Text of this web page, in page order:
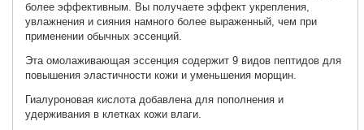
более эффективным. Вы получаете эффект укрепления,
увлажнения и сияния намного более выраженный, чем при
применении обычных эссенций.
Эта омолаживающая эссенция содержит 9 видов пептидов для
повышения эластичности кожи и уменьшения морщин.
Гиалуроновая кислота добавлена для пополнения и
удерживания в клетках кожи влаги.